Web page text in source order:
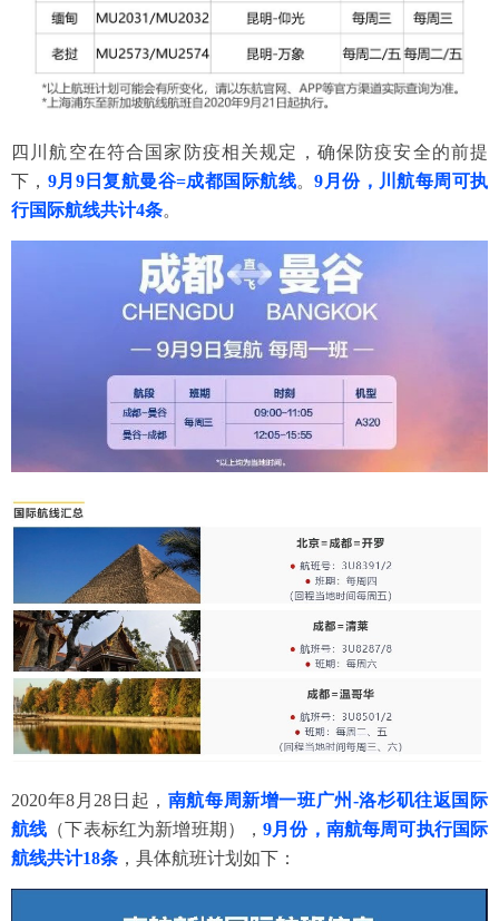
四川航空在符合国家防疫相关规定，确保防疫安全的前提
下， 9月9日复航曼谷=成都国际航线。9月份，川航每周可执
行国际航线共计4条。
2020年8月28日起， 南航每周新增一班广州-洛杉矶往返国际
航线 （下表标红为新增班期），9月份，南航每周可执行国际
航线共计18条 ，具体航班计划如下：